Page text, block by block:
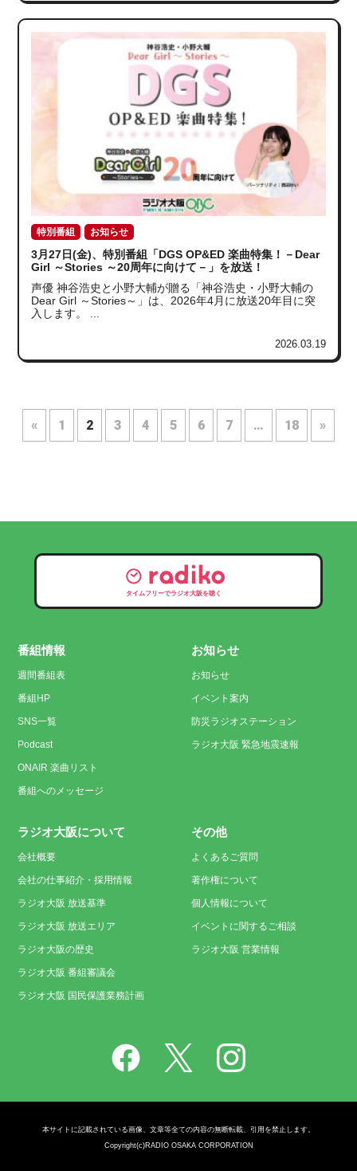
特別番組 お知らせ
3月27日(金)、特別番組「DGS OP&ED 楽曲特集！－Dear
Girl ～Stories ～20周年に向けて－」を放送！
声優 神谷浩史と小野大輔が贈る「神谷浩史・小野大輔の
Dear Girl ～Stories～」は、2026年4月に放送20年目に突
入します。 ...
2026.03.19
« 1 2 3 4 5 6 7 … 18 »
タイムフリーでラジオ大阪を聴く
番組情報
週間番組表
番組HP
SNS一覧
Podcast
ONAIR 楽曲リスト
番組へのメッセージ
お知らせ
お知らせ
イベント案内
防災ラジオステーション
ラジオ大阪 緊急地震速報
ラジオ大阪について
会社概要
会社の仕事紹介・採用情報
ラジオ大阪 放送基準
ラジオ大阪 放送エリア
ラジオ大阪の歴史
ラジオ大阪 番組審議会
ラジオ大阪 国民保護業務計画
その他
よくあるご質問
著作権について
個人情報について
イベントに関するご相談
ラジオ大阪 営業情報
本サイトに記載されている画像、文章等全ての内容の無断転載、引用を禁止します。
Copyright(c)RADIO OSAKA CORPORATION